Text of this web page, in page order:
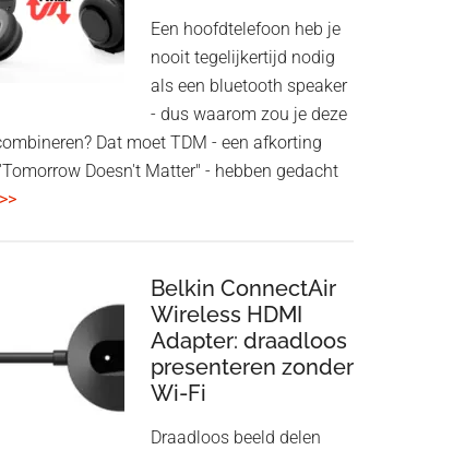
Een hoofdtelefoon heb je
nooit tegelijkertijd nodig
als een bluetooth speaker
- dus waarom zou je deze
Dat moet TDM - een afkorting
Doesn't Matter" - hebben gedacht
>>overHoofdtelefoon
twist
Belkin ConnectAir
Wireless HDMI
Adapter: draadloos
presenteren zonder
Wi-Fi
Draadloos beeld delen